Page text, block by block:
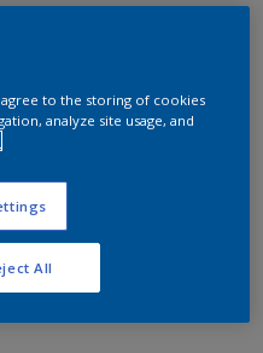
agree to the storing of cookies
analyze site usage, and
All